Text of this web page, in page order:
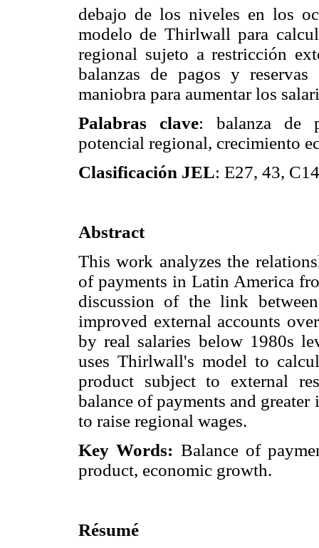
debajo de los niveles en los
modelo de Thirlwall para
regional sujeto a restricción
balanzas de pagos y reservas
maniobra para aumentar los
Palabras clave: balanza de
potencial regional, crecimiento
Clasificación JEL: E27, 43,
Abstract
This work analyzes the
of payments in Latin America
discussion of the link
improved external accounts
by real salaries below 1980s
uses Thirlwall's model to
product subject to external
balance of payments and
to raise regional wages.
Key Words: Balance of
product, economic growth.
Résumé